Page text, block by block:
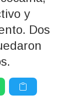
y
Dos